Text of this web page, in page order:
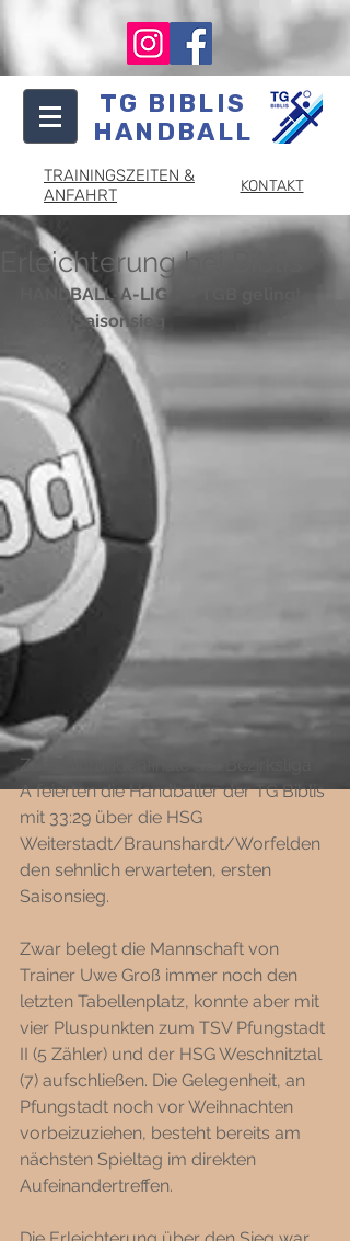
TG BIBLIS
HANDBALL
TRAININGSZEITEN &
ANFAHRT
KONTAKT
Erleichterung bei Biblis
HANDBALL-A-LIGA  - TGB gelingt
erster Saisonsieg
Zum Hinrundenfinale der Bezirksliga
A feierten die Handballer der TG Biblis
mit 33:29 über die HSG
Weiterstadt/Braunshardt/Worfelden
den sehnlich erwarteten, ersten
Saisonsieg.
Zwar belegt die Mannschaft von
Trainer Uwe Groß immer noch den
letzten Tabellenplatz, konnte aber mit
vier Pluspunkten zum TSV Pfungstadt
II (5 Zähler) und der HSG Weschnitztal
(7) aufschließen. Die Gelegenheit, an
Pfungstadt noch vor Weihnachten
vorbeizuziehen, besteht bereits am
nächsten Spieltag im direkten
Aufeinandertreffen.